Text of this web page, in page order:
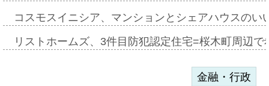
コスモスイニシア、マンションとシェアハウスの
リストホームズ、3件目防犯認定住宅=桜木町周辺
金融・行政